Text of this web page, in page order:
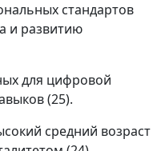
стандартов
и развитию
для цифровой
(25).
средний возраст